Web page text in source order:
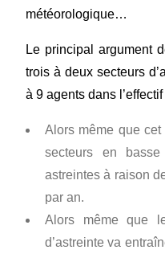
météorologique…
Le principal argument
trois à deux secteurs
à 9 agents dans
Alors même que
secteurs en
astreintes à raison
par an.
Alors même que
d’astreinte va